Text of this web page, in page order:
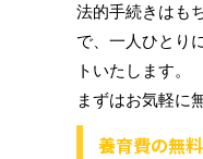
法的手続きはも
で、一人ひとり
トいたします。
まずはお気軽に
養育費の無